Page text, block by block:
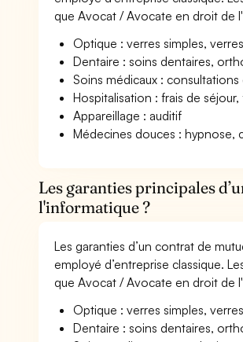
que Avocat / Avocate en droit de
Optique : verres simples,
Dentaire : soins dentaires,
Soins médicaux :
Hospitalisation : frais de
Appareillage : auditif
Médecines douces : hypnose,
Les garanties principales
l'informatique ?
Les garanties d’un contrat de
employé d’entreprise classique.
que Avocat / Avocate en droit de
Optique : verres simples,
Dentaire : soins dentaires,